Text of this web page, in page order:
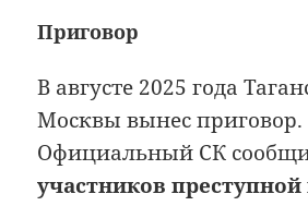
Приговор
В августе 2025 года
Москвы вынес приговор.
Официальный СК
участников